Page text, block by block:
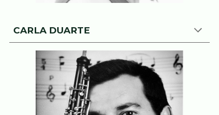
CARLA DUARTE